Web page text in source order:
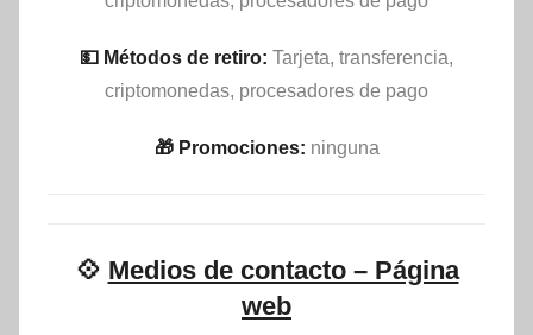
💵​ Métodos de retiro: Tarjeta, transferencia,
criptomonedas, procesadores de pago
🎁 Promociones: ninguna
💠 Medios de contacto – Página
web